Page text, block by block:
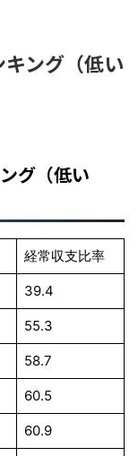
ング（低い
グ（低い
経常収支比率
39.4
55.3
58.7
60.5
60.9